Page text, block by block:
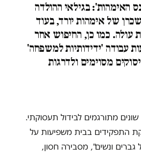
האימהות': בגילאי ההולדה
שכרן של אימהות יורד, בעוד
כמו כן, החיפוש אחר
עבודה 'ידידותיות למשפחה'
מסוימים ולדרגות
מתורגמים לבידול תעסוקתי.
התפקידים בבית משפיעות על
גברים ונשים", מסבירה חסון,